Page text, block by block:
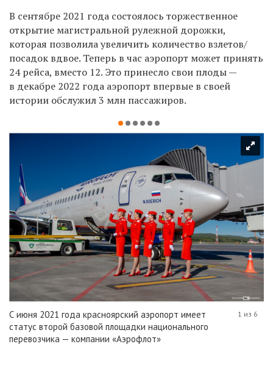
В сентябре 2021 года состоялось торжественное
открытие магистральной рулежной дорожки,
которая позволила увеличить количество взлетов/
посадок вдвое. Теперь в час аэропорт может принять
24 рейса, вместо 12. Это принесло свои плоды —
в декабре 2022 года аэропорт впервые в своей
истории обслужил 3 млн пассажиров.
С июня 2021 года красноярский аэропорт имеет
статус второй базовой площадки национального
перевозчика — компании «Аэрофлот»
1 из 6